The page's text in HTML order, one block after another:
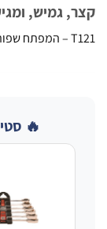
גמיש, ומגיע
🔥 סטים